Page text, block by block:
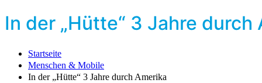
In der „Hütte“ 3 Jahre durch
Startseite
Menschen & Mobile
In der „Hütte“ 3 Jahre durch Amerika